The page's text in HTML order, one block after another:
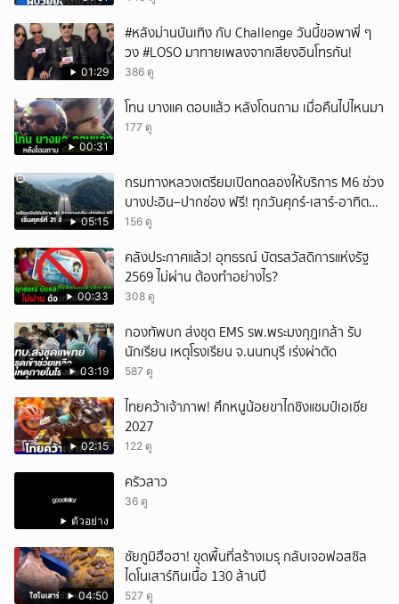
01:29
#หลังม่านบันเทิง กับ Challenge วันนี้ขอพาพี่ ๆ
วง #LOSO มาทายเพลงจากเสียงอินโทรกัน!
386 ดู
00:31
โทน บางแค ตอบแล้ว หลังโดนถาม เมื่อคืนไปไหนมา
177 ดู
05:15
กรมทางหลวงเตรียมเปิดทดลองให้บริการ M6 ช่วง
บางปะอิน–ปากช่อง ฟรี! ทุกวันศุกร์-เสาร์-อาทิตย์
เริ่มศุกร์ที่ 21 สิงหาคม 2569 นี้
156 ดู
00:33
คลังประกาศแล้ว! อุทธรณ์ บัตรสวัสดิการแห่งรัฐ
2569 ไม่ผ่าน ต้องทำอย่างไร?
308 ดู
03:19
กองทัพบก ส่งชุด EMS รพ.พระมงกุฎเกล้า รับ
นักเรียน เหตุโรงเรียน จ.นนทบุรี เร่งผ่าตัด
587 ดู
02:15
ไทยคว้าเจ้าภาพ! ศึกหนูน้อยขาไถชิงแชมป์เอเชีย
2027
122 ดู
ตัวอย่าง
ครัวสาว
36 ดู
04:50
ชัยภูมิฮือฮา! ขุดพื้นที่สร้างเมรุ กลับเจอฟอสซิล
ไดโนเสาร์กินเนื้อ 130 ล้านปี
527 ดู